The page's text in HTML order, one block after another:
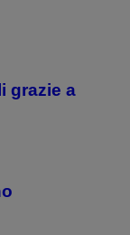
grazie a